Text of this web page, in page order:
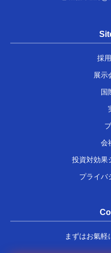
採
展示
国
会
投資対効果
プライバ
まずはお氣軽